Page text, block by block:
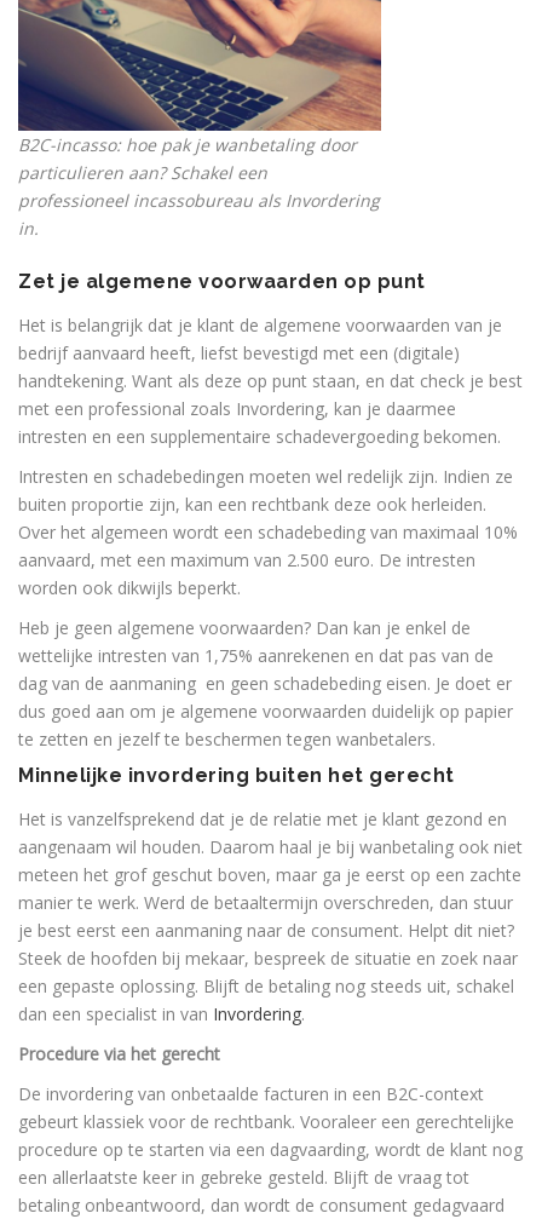
B2C-incasso: hoe pak je wanbetaling door
particulieren aan? Schakel een
professioneel incassobureau als Invordering
in.
Zet je algemene voorwaarden op punt
Het is belangrijk dat je klant de algemene voorwaarden van je
bedrijf aanvaard heeft, liefst bevestigd met een (digitale)
handtekening. Want als deze op punt staan, en dat check je best
met een professional zoals Invordering, kan je daarmee
intresten en een supplementaire schadevergoeding bekomen.
Intresten en schadebedingen moeten wel redelijk zijn. Indien ze
buiten proportie zijn, kan een rechtbank deze ook herleiden.
Over het algemeen wordt een schadebeding van maximaal 10%
aanvaard, met een maximum van 2.500 euro. De intresten
worden ook dikwijls beperkt.
Heb je geen algemene voorwaarden? Dan kan je enkel de
wettelijke intresten van 1,75% aanrekenen en dat pas van de
dag van de aanmaning en geen schadebeding eisen. Je doet er
dus goed aan om je algemene voorwaarden duidelijk op papier
te zetten en jezelf te beschermen tegen wanbetalers.
Minnelijke invordering buiten het gerecht
Het is vanzelfsprekend dat je de relatie met je klant gezond en
aangenaam wil houden. Daarom haal je bij wanbetaling ook niet
meteen het grof geschut boven, maar ga je eerst op een zachte
manier te werk. Werd de betaaltermijn overschreden, dan stuur
je best eerst een aanmaning naar de consument. Helpt dit niet?
Steek de hoofden bij mekaar, bespreek de situatie en zoek naar
een gepaste oplossing. Blijft de betaling nog steeds uit, schakel
dan een specialist in van Invordering.
Procedure via het gerecht
De invordering van onbetaalde facturen in een B2C-context
gebeurt klassiek voor de rechtbank. Vooraleer een gerechtelijke
procedure op te starten via een dagvaarding, wordt de klant nog
een allerlaatste keer in gebreke gesteld. Blijft de vraag tot
betaling onbeantwoord, dan wordt de consument gedagvaard